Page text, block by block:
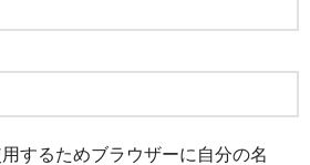
するためブラウザーに自分の名